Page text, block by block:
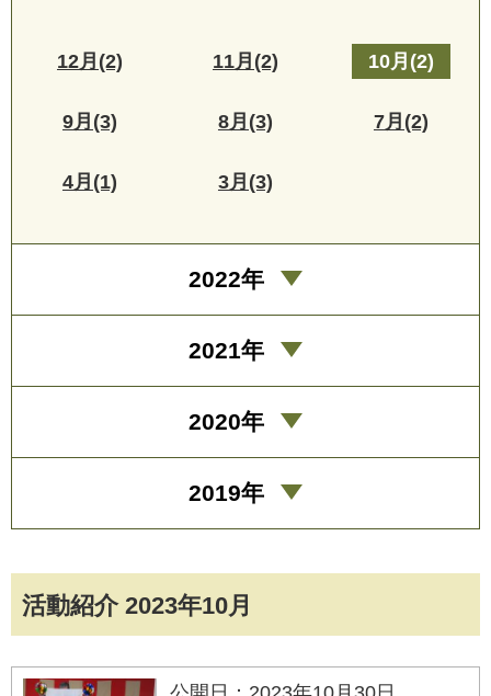
活動紹介 2023年10月
12月(2) 11月(2) 10月(2)
9月(3) 8月(3) 7月(2)
4月(1) 3月(3)
2022年
2021年
2020年
2019年